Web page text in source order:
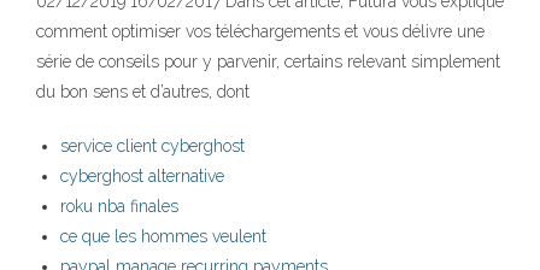
comment optimiser vos téléchargements et vous délivre une
série de conseils pour y parvenir, certains relevant simplement
du bon sens et d’autres, dont
service client cyberghost
cyberghost alternative
roku nba finales
ce que les hommes veulent